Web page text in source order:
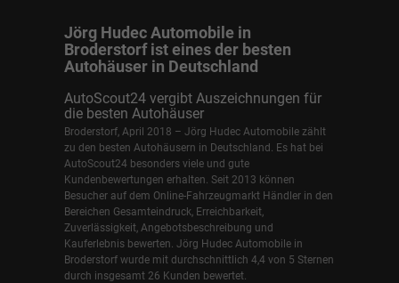
Jörg Hudec Automobile in
Broderstorf ist eines der besten
Autohäuser in Deutschland
AutoScout24 vergibt Auszeichnungen für
die besten Autohäuser
Broderstorf, April 2018 – Jörg Hudec Automobile zählt
zu den besten Autohäusern in Deutschland. Es hat bei
AutoScout24 besonders viele und gute
Kundenbewertungen erhalten. Seit 2013 können
Besucher auf dem Online-Fahrzeugmarkt Händler in den
Bereichen Gesamteindruck, Erreichbarkeit,
Zuverlässigkeit, Angebotsbeschreibung und
Kauferlebnis bewerten. Jörg Hudec Automobile in
Broderstorf wurde mit durchschnittlich 4,4 von 5 Sternen
durch insgesamt 26 Kunden bewertet.